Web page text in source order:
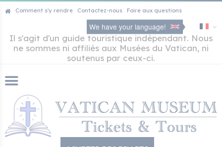
Comment s'y rendre Contactez-nous Foire aux questions
We have your language!
Il s'agit d'un guide touristique indépendant. Nous
ne sommes ni affiliés aux Musées du Vatican, ni
soutenus par ceux-ci.